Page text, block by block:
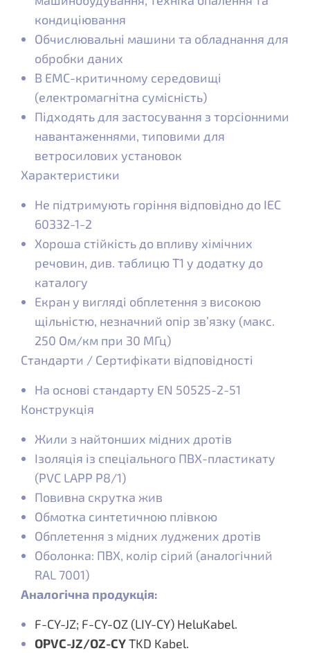
кондиціювання
Обчислювальні машини та обладнання для
обробки даних
В ЕМС-критичному середовищі
(електромагнітна сумісність)
Підходять для застосування з торсіонними
навантаженнями, типовими для
ветросилових установок
Характеристики
Не підтримують горіння відповідно до IEC
60332-1-2
Хороша стійкість до впливу хімічних
речовин, див. таблицю Т1 у додатку до
каталогу
Екран у вигляді обплетення з високою
щільністю, незначний опір зв’язку (макс.
250 Ом/км при 30 МГц)
Стандарти / Сертифікати відповідності
На основі стандарту EN 50525-2-51
Конструкція
Жили з найтонших мідних дротів
Ізоляція із спеціального ПВХ-пластикату
(PVC LAPP P8/1)
Повивна скрутка жив
Обмотка синтетичною плівкою
Обплетення з мідних луджених дротів
Оболонка: ПВХ, колір сірий (аналогічний
RAL 7001)
Аналогічна продукція:
F-CY-JZ; F-CY-OZ (LIY-CY) HeluKabel.
OPVC-JZ/OZ-CYTKD Kabel.